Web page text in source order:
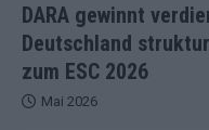
DARA gewinnt
Deutschland
zum ESC 2026
Mai 2026